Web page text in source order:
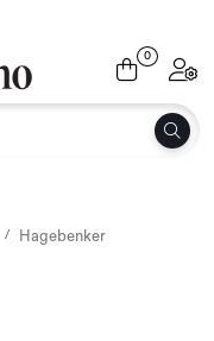
0
Hagebenker